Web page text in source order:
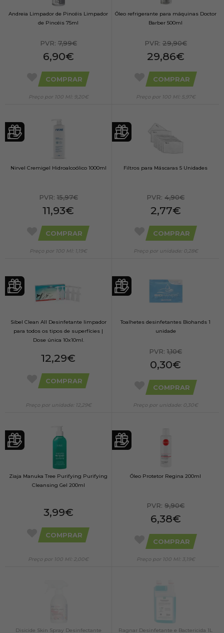
Andreia Limpador de Pincéis Limpador
de Pincéis 75ml
PVR:7,99€
6,90€
COMPRAR
Preço por 100 Ml: 9,20€
Óleo refrigerante para máquinas Doctor
Barber 500ml
PVR:29,90€
29,86€
COMPRAR
Preço por 100 Ml: 5,97€
Nirvel Cremigel Hidroalcoólico 1000ml
PVR:15,97€
11,93€
COMPRAR
Preço por 100 Ml: 1,19€
Filtros para Máscaras 5 Unidades
PVR: 4,90€
2,77€
COMPRAR
Preço por unidade: 0,28€
Sibel Clean All Desinfetante limpador
para todos os tipos de superfícies |
Dose única 10x10ml.
12,29€
COMPRAR
Preço por unidade: 12,29€
Toalhetes desinfetantes Biohands 1
unidade
PVR: 1,10€
0,30€
COMPRAR
Preço por unidade: 0,30€
Ziaja Manuka Tree Purifying Purifying
Cleansing Gel 200ml
3,99€
COMPRAR
Preço por 100 Ml: 2,00€
Óleo Protetor Regina 200ml
PVR: 9,90€
6,38€
COMPRAR
Preço por 100 Ml: 3,19€
Disicide Skin Spray Desinfectante
Ragnar Desinfetante e Bactericida 1L